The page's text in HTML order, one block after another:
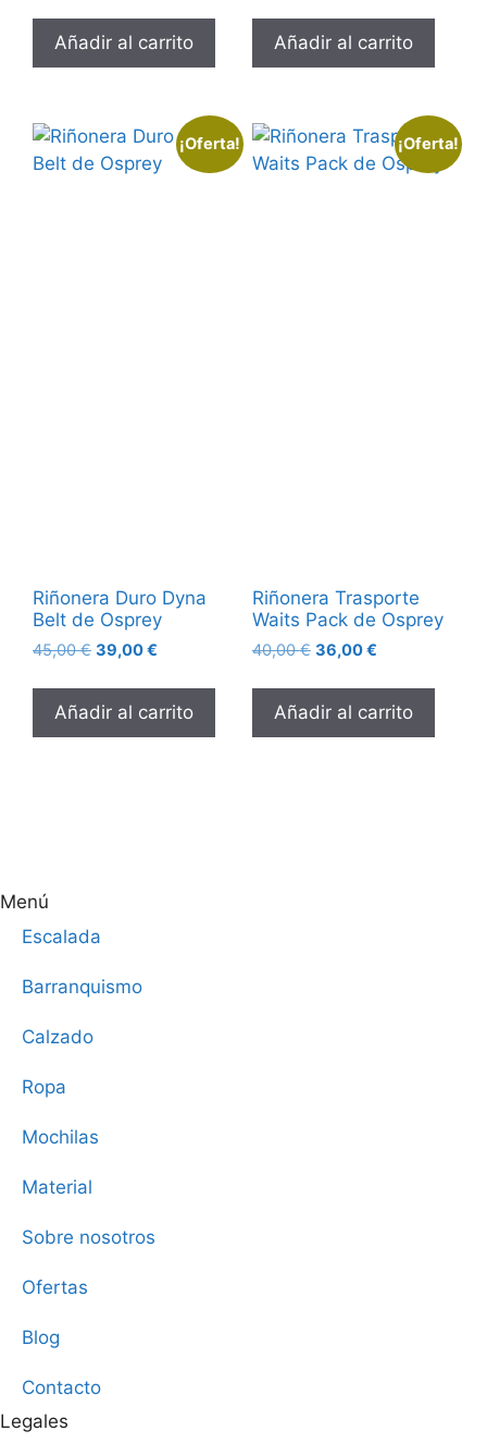
Añadir al carrito Añadir al carrito
¡Oferta!
Riñonera Duro Dyna
Belt de Osprey
45,00€ 39,00€
Añadir al carrito
¡Oferta!
Riñonera Trasporte
Waits Pack de Osprey
40,00€ 36,00€
Añadir al carrito
Menú
Escalada
Barranquismo
Calzado
Ropa
Mochilas
Material
Sobre nosotros
Ofertas
Blog
Contacto
Legales